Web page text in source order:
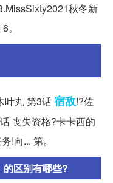
秋冬新
叶丸 第3话宿敌!?佐
丧失资格?卡卡西的
!向... 第。
的区别有哪些?